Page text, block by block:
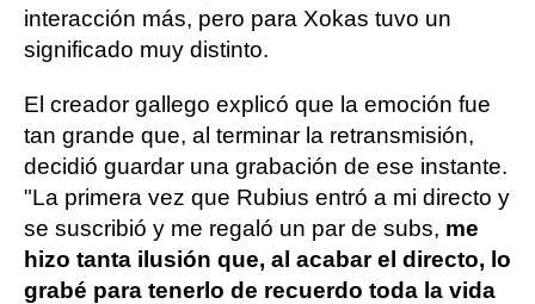
interacción más, pero para Xokas tuvo un
significado muy distinto.
El creador gallego explicó que la emoción fue
tan grande que, al terminar la retransmisión,
decidió guardar una grabación de ese instante.
"La primera vez que Rubius entró a mi directo y
se suscribió y me regaló un par de subs, me
hizo tanta ilusión que, al acabar el directo, lo
grabé para tenerlo de recuerdo toda la vida